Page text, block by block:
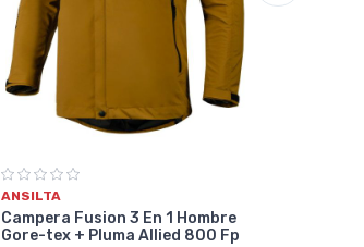
ANSILTA
Campera Fusion 3 En 1 Hombre
Gore-tex + Pluma Allied 800 Fp